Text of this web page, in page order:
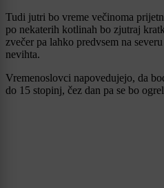
Tudi jutri bo vreme večinoma
po nekaterih kotlinah bo zjutraj
zvečer pa lahko predvsem na
nevihta.
Vremenoslovci napovedujejo, da
do 15 stopinj, čez dan pa se bo